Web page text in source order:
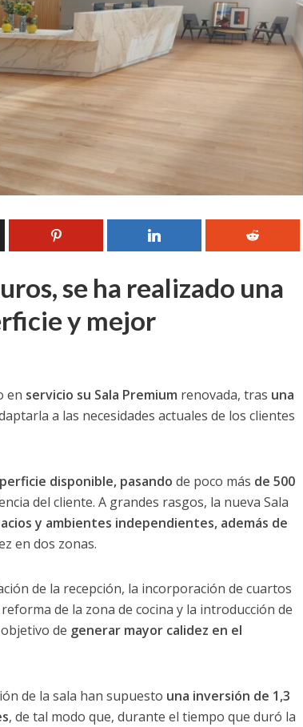
se ha realizado una
y mejor
en servicio su Sala Premium renovada, tras una
a las necesidades actuales de los clientes
disponible, pasando de poco más de 500
del cliente. A grandes rasgos, la nueva Sala
y ambientes independientes, además de
en dos zonas.
de la recepción, la incorporación de cuartos
de la zona de cocina y la introducción de
de generar mayor calidez en el
de la sala han supuesto una inversión de 1,3
, de tal modo que, durante el tiempo que duró la